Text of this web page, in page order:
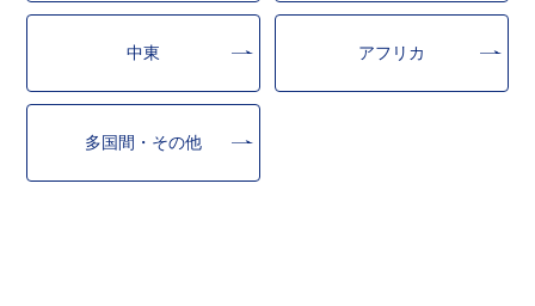
中東 アフリカ
多国間・その他